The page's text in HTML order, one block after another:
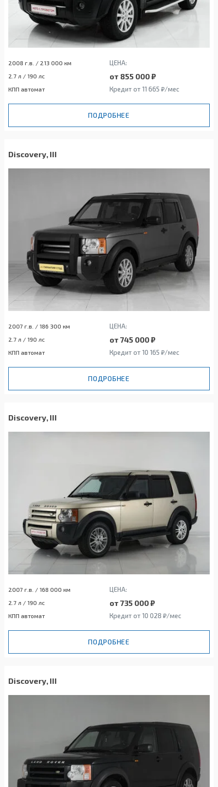
2008 г.в. / 213 000 км ЦЕНА:
2.7 л / 190 лс от 855 000 ₽
КПП автомат Кредит от 11 665 ₽/мес
ПОДРОБНЕЕ
Discovery, III
2007 г.в. / 186 300 км ЦЕНА:
2.7 л / 190 лс от 745 000 ₽
КПП автомат Кредит от 10 165 ₽/мес
ПОДРОБНЕЕ
Discovery, III
2007 г.в. / 168 000 км ЦЕНА:
2.7 л / 190 лс от 735 000 ₽
КПП автомат Кредит от 10 028 ₽/мес
ПОДРОБНЕЕ
Discovery, III